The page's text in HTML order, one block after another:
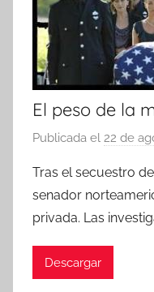
El peso de la
Publicada el 22 de
Tras el secuestro
senador
privada. Las
Descargar